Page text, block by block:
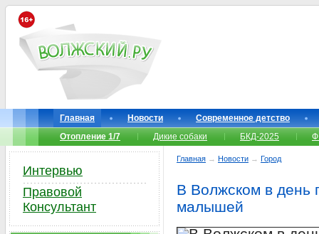
Главная Новости
Современное детство
Отопление 1/7
Дикие собаки БКД-2025
Главная → Новости → Город
В Волжском в день
малышей
Интервью
Правовой
Консультант